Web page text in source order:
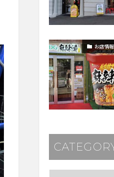
お店情報